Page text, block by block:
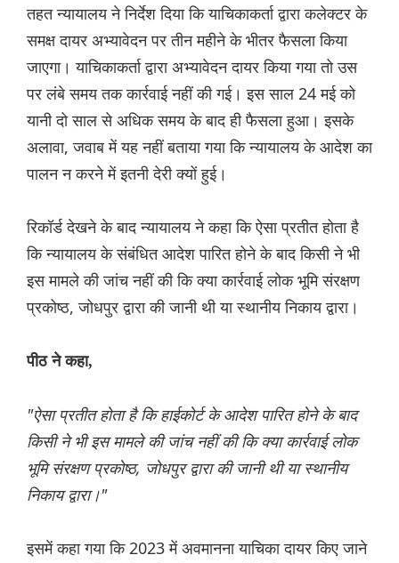
तहत न्यायालय ने निर्देश दिया कि याचिकाकर्ता द्वारा कलेक्टर के
समक्ष दायर अभ्यावेदन पर तीन महीने के भीतर फैसला किया
जाएगा। याचिकाकर्ता द्वारा अभ्यावेदन दायर किया गया तो उस
पर लंबे समय तक कार्रवाई नहीं की गई। इस साल 24 मई को
यानी दो साल से अधिक समय के बाद ही फैसला हुआ। इसके
अलावा, जवाब में यह नहीं बताया गया कि न्यायालय के आदेश का
पालन न करने में इतनी देरी क्यों हुई।
रिकॉर्ड देखने के बाद न्यायालय ने कहा कि ऐसा प्रतीत होता है
कि न्यायालय के संबंधित आदेश पारित होने के बाद किसी ने भी
इस मामले की जांच नहीं की कि क्या कार्रवाई लोक भूमि संरक्षण
प्रकोष्ठ, जोधपुर द्वारा की जानी थी या स्थानीय निकाय द्वारा।
पीठ ने कहा,
"ऐसा प्रतीत होता है कि हाईकोर्ट के आदेश पारित होने के बाद
किसी ने भी इस मामले की जांच नहीं की कि क्या कार्रवाई लोक
भूमि संरक्षण प्रकोष्ठ, जोधपुर द्वारा की जानी थी या स्थानीय
निकाय द्वारा।"
इसमें कहा गया कि 2023 में अवमानना ​​याचिका दायर किए जाने